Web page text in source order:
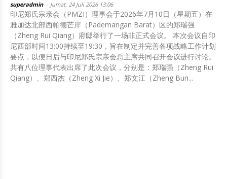
superadmin Jumat, 24 Juli 2026 13:06
印尼郑氏宗亲会（PMZI）理事会于2026年7月10日（星期五）在
雅加达北部西帕德芒岸（Pademangan Barat）区的郑瑞强
（Zheng Rui Qiang）府邸举行了一场非正式会议。 本次会议自印
尼西部时间13:00持续至19:30，旨在制定并完善各项战略工作计划
要点，以便日后与印尼郑氏宗亲会总主席共同召开会议进行讨论。
共有八位理事代表出席了此次会议，分别是：郑瑞强（Zheng Rui
Qiang）、郑西杰（Zheng Xi Jie）、郑文江（Zheng Bun...